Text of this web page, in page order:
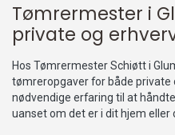
Tømrermester i
private og
Hos Tømrermester Schiøtt i
tømreropgaver for både private
nødvendige erfaring til at
uanset om det er i dit hjem eller